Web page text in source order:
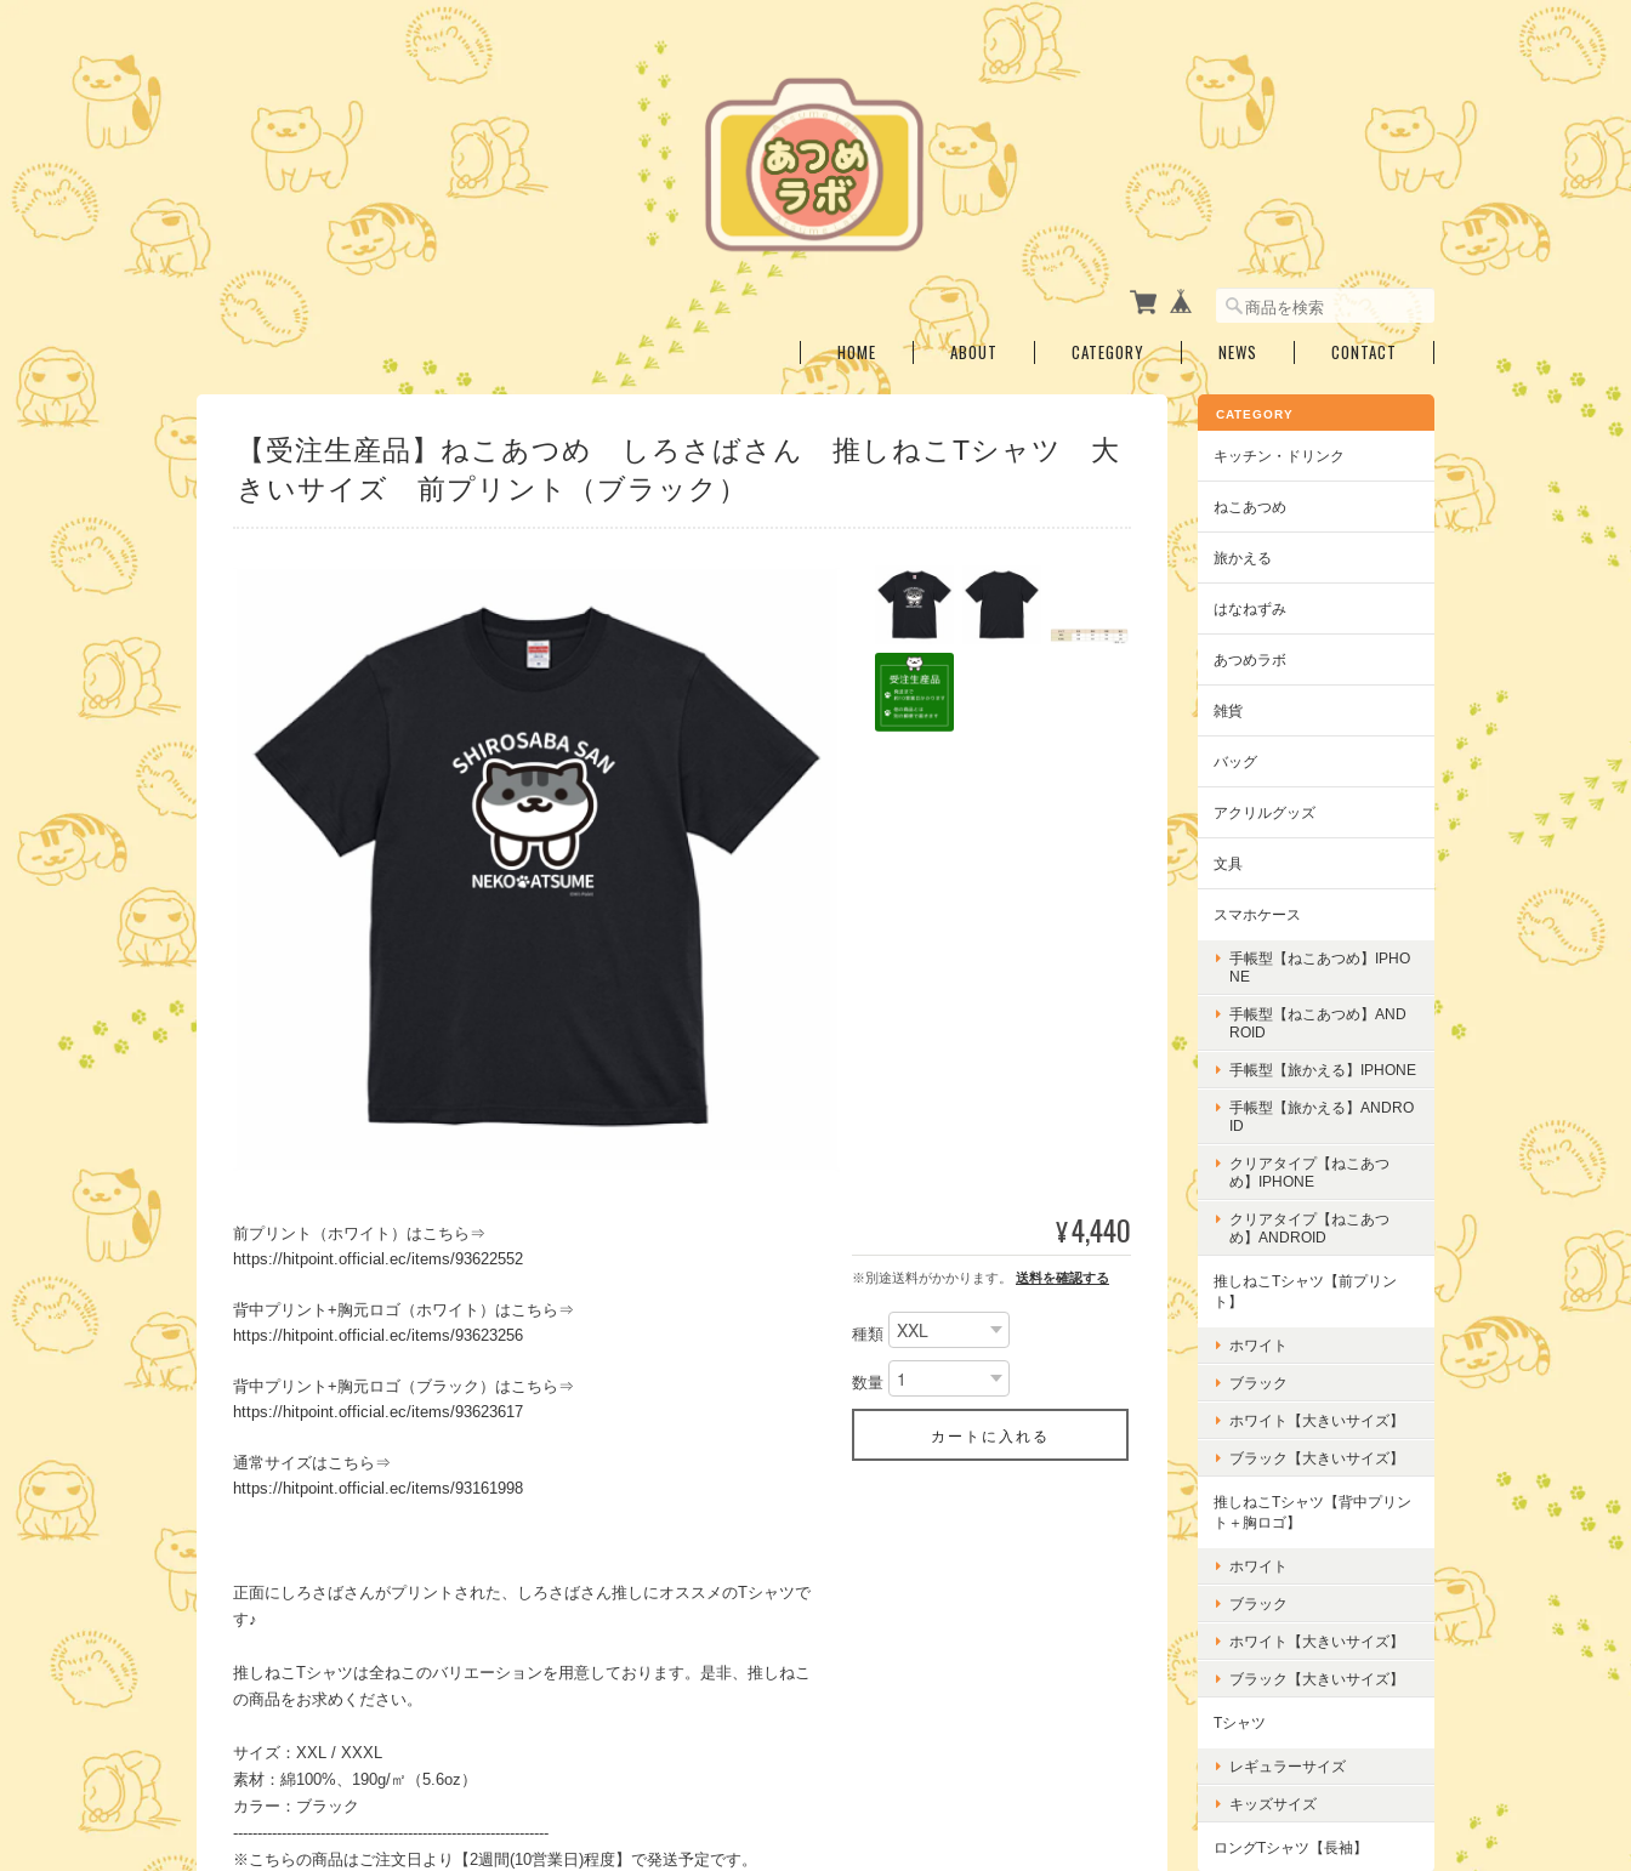
HOME ABOUT CATEGORY NEWS CONTACT
【受注生産品】ねこあつめ しろさばさん 推しねこTシャツ 大
きいサイズ 前プリント（ブラック）
前プリント（ホワイト）はこちら⇒
https://hitpoint.official.ec/items/93622552
背中プリント+胸元ロゴ（ホワイト）はこちら⇒
https://hitpoint.official.ec/items/93623256
背中プリント+胸元ロゴ（ブラック）はこちら⇒
https://hitpoint.official.ec/items/93623617
通常サイズはこちら⇒
https://hitpoint.official.ec/items/93161998
正面にしろさばさんがプリントされた、しろさばさん推しにオススメのTシャツで
す♪
推しねこTシャツは全ねこのバリエーションを用意しております。是非、推しねこ
の商品をお求めください。
サイズ：XXL / XXXL
素材：綿100%、190g/㎡（5.6oz）
カラー：ブラック
-----------------------------------------------------------------
※こちらの商品はご注文日より【2週間(10営業日)程度】で発送予定です。
¥4,440
※別途送料がかかります。 送料を確認する
種類
数量
カートに入れる
CATEGORY
キッチン・ドリンク
ねこあつめ
旅かえる
はなねずみ
あつめラボ
雑貨
バッグ
アクリルグッズ
文具
スマホケース
手帳型【ねこあつめ】IPHO
NE
手帳型【ねこあつめ】AND
ROID
手帳型【旅かえる】IPHONE
手帳型【旅かえる】ANDRO
ID
クリアタイプ【ねこあつ
め】IPHONE
クリアタイプ【ねこあつ
め】ANDROID
推しねこTシャツ【前プリン
ト】
ホワイト
ブラック
ホワイト【大きいサイズ】
ブラック【大きいサイズ】
推しねこTシャツ【背中プリン
ト＋胸ロゴ】
ホワイト
ブラック
ホワイト【大きいサイズ】
ブラック【大きいサイズ】
Tシャツ
レギュラーサイズ
キッズサイズ
ロングTシャツ【長袖】